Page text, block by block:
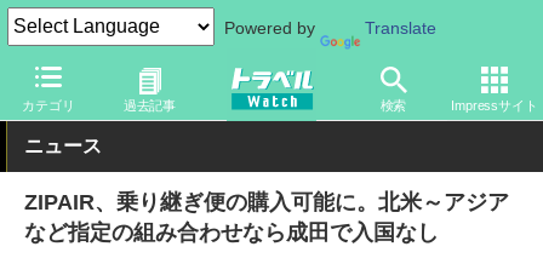
Powered by Translate
カテゴリ 過去記事 検索 Impressサイト
トラベル Watch 企業・政府・官庁 海外エアライン
ニュース
ZIPAIR、乗り継ぎ便の購入可能に。北米～アジア
など指定の組み合わせなら成田で入国なし